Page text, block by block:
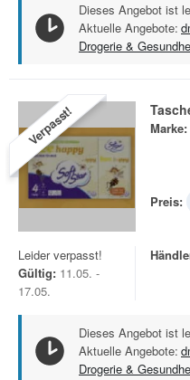
Dieses Angebot ist
Aktuelle Angebote:
Drogerie &
Verpasst! Marke:
Preis:
Leider verpasst!
Gültig: 11.05. -
17.05.
Dieses Angebot ist
Aktuelle Angebote:
Drogerie &